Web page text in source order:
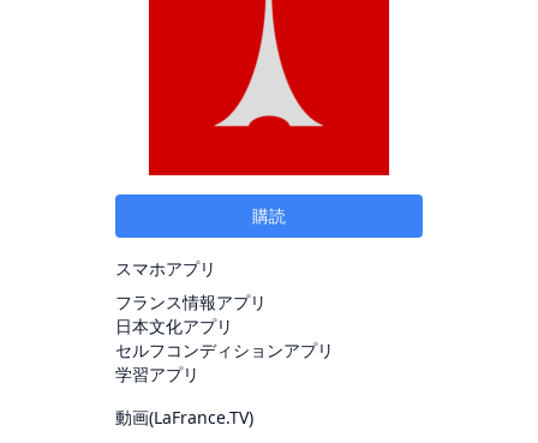
購読
スマホアプリ
フランス情報アプリ
日本文化アプリ
セルフコンディションアプリ
学習アプリ
動画(LaFrance.TV)